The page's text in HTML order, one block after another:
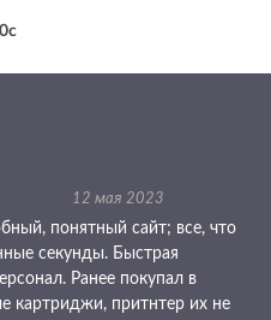
12 мая 2023
понятный сайт; все, что
секунды. Быстрая
Ранее покупал в
картриджи, притнтер их не